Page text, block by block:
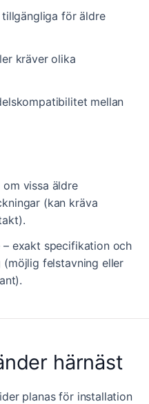
tillgängliga för äldre
kräver olika
mellan
vissa äldre
(kan kräva
– exakt specifikation och
(möjlig felstavning eller
härnäst
planas för installation